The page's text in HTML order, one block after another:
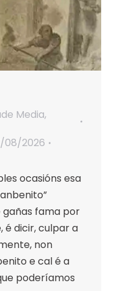
Media,
08/2026
ocasións esa
gañas fama por
é dicir, culpar a
non
e cal é a
poderíamos